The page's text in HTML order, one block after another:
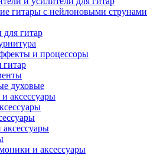
гитары с нейлоновыми струнами
для гитар
и процессоры
духовые
аксессуары
и аксессуары